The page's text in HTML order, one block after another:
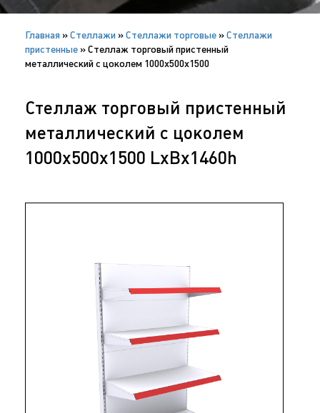
Главная »Cтеллажи »Стеллажи торговые »Стеллажи
пристенные »Стеллаж торговый пристенный
металлический с цоколем 1000х500х1500
Стеллаж торговый пристенный
металлический с цоколем
1000х500х1500 LxBx1460h